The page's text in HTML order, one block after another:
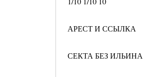
АРЕСТ И ССЫЛКА
СЕКТА БЕЗ ИЛЬИНА